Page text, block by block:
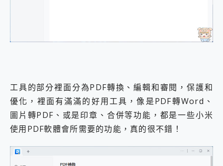
工具的部分裡面分為PDF轉換、編輯和審閱，保護和
優化，裡面有滿滿的好用工具，像是PDF轉Word、
圖片轉PDF、或是印章、合併等功能，都是一些小米
使用PDF軟體會所需要的功能，真的很不錯！